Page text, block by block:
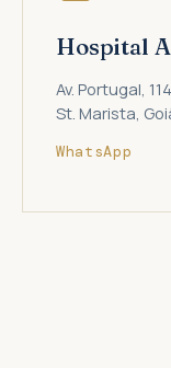
Hospital
Av. Portugal,
St. Marista,
WhatsApp